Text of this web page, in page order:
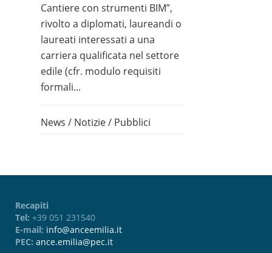
Cantiere con strumenti BIM”,
rivolto a diplomati, laureandi o
laureati interessati a una
carriera qualificata nel settore
edile (cfr. modulo requisiti
formali...
News / Notizie/ Pubblici
Recapiti
Tel: +39 051 231540
E-mail: info@anceemilia.it
PEC: ance.emilia@pec.it